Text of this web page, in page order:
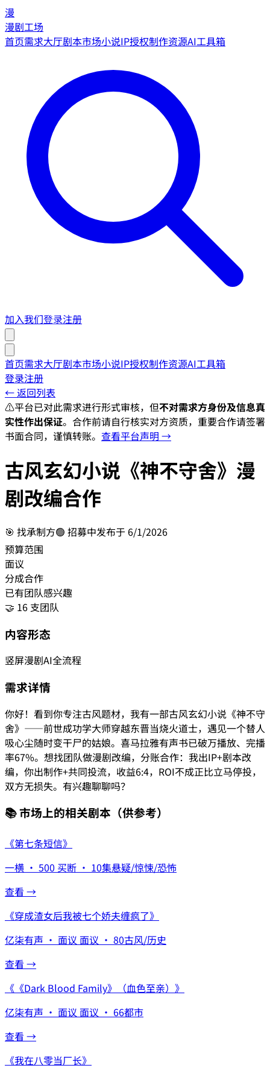
漫
漫剧工场
首页需求大厅剧本市场小说IP授权制作资源AI工具箱
加入我们登录注册
首页需求大厅剧本市场小说IP授权制作资源AI工具箱
登录注册
← 返回列表
⚠️平台已对此需求进行形式审核，但不对需求方身份及信息真
实性作出保证。合作前请自行核实对方资质，重要合作请签署
书面合同，谨慎转账。 查看平台声明 →
古风玄幻小说《神不守舍》漫
剧改编合作
🎯 找承制方🟢 招募中发布于6/1/2026
预算范围
面议
分成合作
已有团队感兴趣
🤝 16 支团队
内容形态
竖屏漫剧AI全流程
需求详情
你好！看到你专注古风题材，我有一部古风玄幻小说《神不守
舍》——前世成功学大师穿越东晋当烧火道士，遇见一个替人
吸心尘随时变干尸的姑娘。喜马拉雅有声书已破万播放、完播
率67%。想找团队做漫剧改编，分账合作：我出IP+剧本改
编，你出制作+共同投流，收益6:4，ROI不成正比立马停投，
双方无损失。有兴趣聊聊吗？
📚 市场上的相关剧本 （供参考）
《第七条短信》
一横 · 500 买断 · 10集悬疑/惊悚/恐怖
查看 →
《穿成渣女后我被七个娇夫缠疯了》
亿柒有声 · 面议 面议 · 80古风/历史
查看 →
《 《Dark Blood Family》（血色至亲） 》
亿柒有声 · 面议 面议 · 66都市
查看 →
《我在八零当厂长》